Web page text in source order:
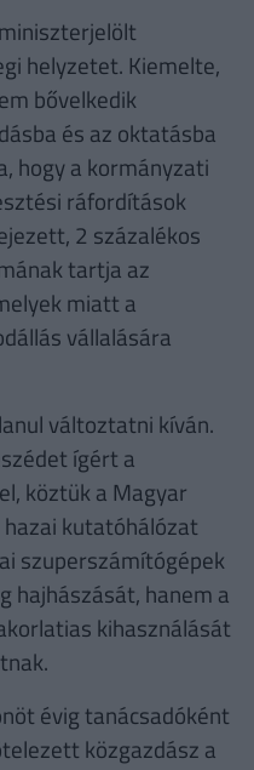
helyzetet. Kiemelte,
bővelkedik
és az oktatásba
hogy a kormányzati
ráfordítások
2 százalékos
tartja az
miatt a
vállalására
változtatni kíván.
ígért a
köztük a Magyar
hazai kutatóhálózat
szuperszámítógépek
hajhászását, hanem a
kihasználását
évig tanácsadóként
közgazdász a